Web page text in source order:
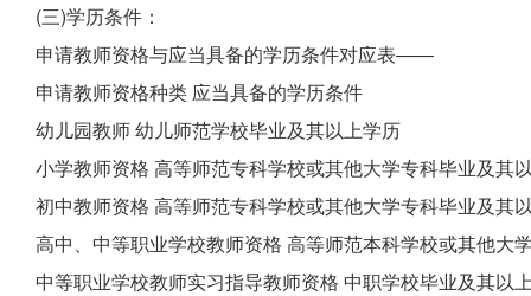
(三)学历条件：
申请教师资格与应当具备的学历条件对应表――
申请教师资格种类 应当具备的学历条件
幼儿园教师 幼儿师范学校毕业及其以上学历
小学教师资格 高等师范专科学校或其他大学专科毕业及其
初中教师资格 高等师范专科学校或其他大学专科毕业及其
高中、中等职业学校教师资格 高等师范本科学校或其他大
中等职业学校教师实习指导教师资格 中职学校毕业及其以